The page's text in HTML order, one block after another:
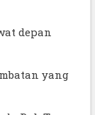
depan
yang